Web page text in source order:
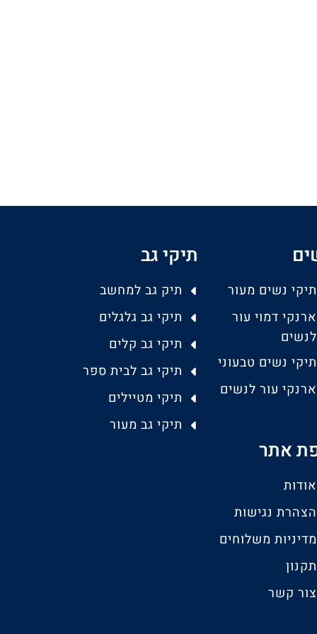
תיקי נשים מעור
ארנקי דמוי עור
לנשים
תיקי נשים טבעוני
ארנקי עור לנשים
תיקי גב
תיק גב למחשב
תיקי גב גלגלים
תיקי גב קלים
תיקי גב לבית ספר
תיקי מטיילים
תיקי גב מעור
אתר
אודות
הצהרת נגישות
מדיניות משלוחים
תקנון
צור קשר